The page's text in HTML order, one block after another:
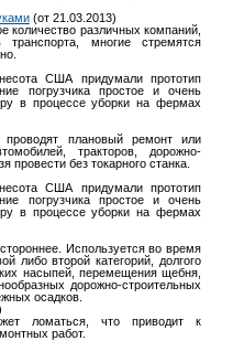
(от 21.03.2013)
количество различных компаний,
многие стремятся
США придумали прототип
погрузчика простое и очень
в процессе уборки на фермах
плановый ремонт или
тракторов, дорожно-
провести без токарного станка.
США придумали прототип
погрузчика простое и очень
в процессе уборки на фермах
Используется во время
либо второй категорий, долгого
насыпей, перемещения щебня,
дорожно-строительных
осадков.
ломаться, что приводит к
работ.